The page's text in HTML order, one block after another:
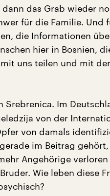
das Grab wieder
für die Familie. Und
die Informationen
hier in Bosnien,
uns teilen und mit
Srebrenica. Im
von der
von damals
im Beitrag
Angehörige
Wie leben diese